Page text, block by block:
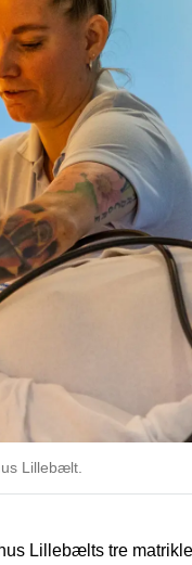
Lillebælt.
Lillebælts tre